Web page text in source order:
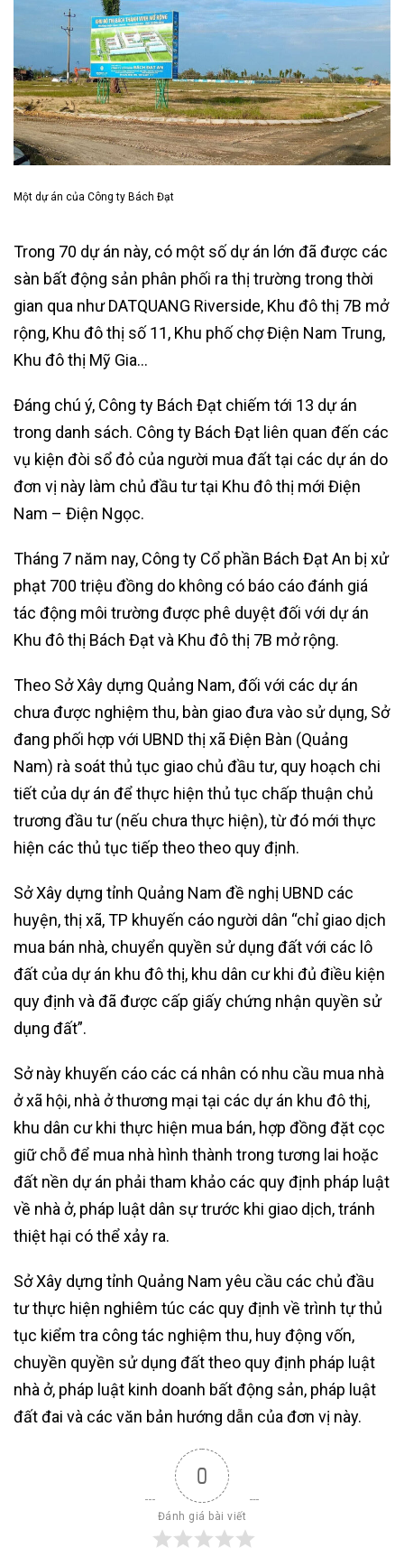
Một dự án của Công ty Bách Đạt
Trong 70 dự án này, có một số dự án lớn đã được các
sàn bất động sản phân phối ra thị trường trong thời
gian qua như DATQUANG Riverside, Khu đô thị 7B mở
rộng, Khu đô thị số 11, Khu phố chợ Điện Nam Trung,
Khu đô thị Mỹ Gia…
Đáng chú ý, Công ty Bách Đạt chiếm tới 13 dự án
trong danh sách. Công ty Bách Đạt liên quan đến các
vụ kiện đòi sổ đỏ của người mua đất tại các dự án do
đơn vị này làm chủ đầu tư tại Khu đô thị mới Điện
Nam – Điện Ngọc.
Tháng 7 năm nay, Công ty Cổ phần Bách Đạt An bị xử
phạt 700 triệu đồng do không có báo cáo đánh giá
tác động môi trường được phê duyệt đối với dự án
Khu đô thị Bách Đạt và Khu đô thị 7B mở rộng.
Theo Sở Xây dựng Quảng Nam, đối với các dự án
chưa được nghiệm thu, bàn giao đưa vào sử dụng, Sở
đang phối hợp với UBND thị xã Điện Bàn (Quảng
Nam) rà soát thủ tục giao chủ đầu tư, quy hoạch chi
tiết của dự án để thực hiện thủ tục chấp thuận chủ
trương đầu tư (nếu chưa thực hiện), từ đó mới thực
hiện các thủ tục tiếp theo theo quy định.
Sở Xây dựng tỉnh Quảng Nam đề nghị UBND các
huyện, thị xã, TP khuyến cáo người dân “chỉ giao dịch
mua bán nhà, chuyển quyền sử dụng đất với các lô
đất của dự án khu đô thị, khu dân cư khi đủ điều kiện
quy định và đã được cấp giấy chứng nhận quyền sử
dụng đất”.
Sở này khuyến cáo các cá nhân có nhu cầu mua nhà
ở xã hội, nhà ở thương mại tại các dự án khu đô thị,
khu dân cư khi thực hiện mua bán, hợp đồng đặt cọc
giữ chỗ để mua nhà hình thành trong tương lai hoặc
đất nền dự án phải tham khảo các quy định pháp luật
về nhà ở, pháp luật dân sự trước khi giao dịch, tránh
thiệt hại có thể xảy ra.
Sở Xây dựng tỉnh Quảng Nam yêu cầu các chủ đầu
tư thực hiện nghiêm túc các quy định về trình tự thủ
tục kiểm tra công tác nghiệm thu, huy động vốn,
chuyền quyền sử dụng đất theo quy định pháp luật
nhà ở, pháp luật kinh doanh bất động sản, pháp luật
đất đai và các văn bản hướng dẫn của đơn vị này.
0
Đánh giá bài viết